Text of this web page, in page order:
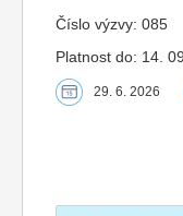
Číslo výzvy: 085
Platnost do: 14.
29. 6. 2026